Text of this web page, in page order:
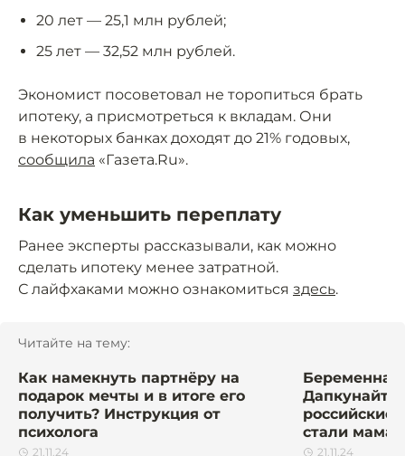
20 лет — 25,1 млн рублей;
25 лет — 32,52 млн рублей.
Экономист посоветовал не торопиться брать
ипотеку, а присмотреться к вкладам. Они
в некоторых банках доходят до 21% годовых,
сообщила «Газета.Ru».
Как уменьшить переплату
Ранее эксперты рассказывали, как можно
сделать ипотеку менее затратной.
С лайфхаками можно ознакомиться здесь.
Читайте на тему:
Как намекнуть партнёру на
подарок мечты и в итоге его
получить? Инструкция от
психолога
21.11.24
Беременна
российские
стали
21.11.24